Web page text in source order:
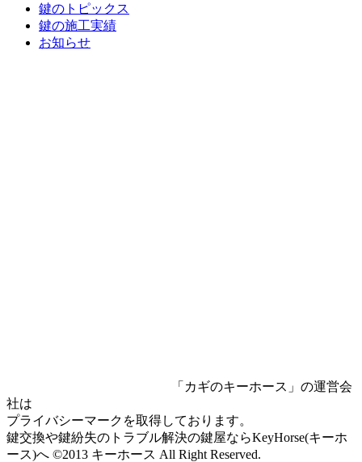
鍵のトピックス
鍵の施工実績
お知らせ
「カギのキーホース」の運営会
社は
プライバシーマークを取得しております。
鍵交換や鍵紛失のトラブル解決の鍵屋ならKeyHorse(キーホ
ース)へ ©2013 キーホース All Right Reserved.